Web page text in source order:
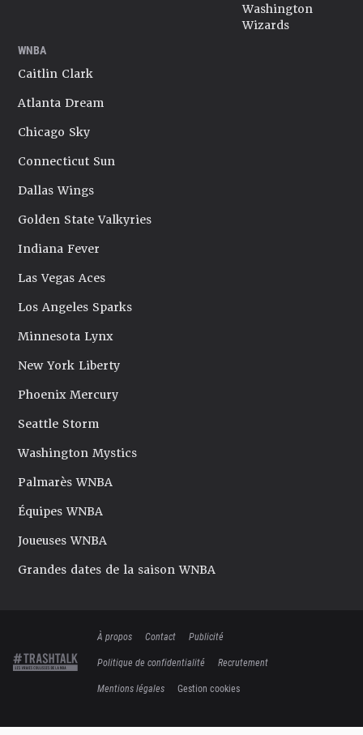
Washington
Wizards
WNBA
Caitlin Clark
Atlanta Dream
Chicago Sky
Connecticut Sun
Dallas Wings
Golden State Valkyries
Indiana Fever
Las Vegas Aces
Los Angeles Sparks
Minnesota Lynx
New York Liberty
Phoenix Mercury
Seattle Storm
Washington Mystics
Palmarès WNBA
Équipes WNBA
Joueuses WNBA
Grandes dates de la saison WNBA
À propos Contact
Publicité
Politique de confidentialité
Recrutement
Mentions légales
Gestion cookies